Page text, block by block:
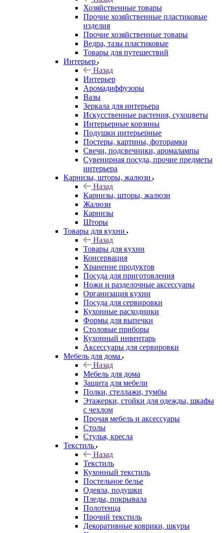
Хозяйственные товары
Прочие хозяйственные пластиковые
изделия
Прочие хозяйственные товары
Ведра, тазы пластиковые
Товары для путешествий
Интерьер
Назад
Интерьер
Аромадиффузоры
Вазы
Зеркала для интерьера
Искусственные растения, сухоцветы
Интерьерные корзины
Подушки интерьерные
Постеры, картины, фоторамки
Свечи, подсвечники, аромалампы
Сувенирная посуда, прочие предметы
интерьера
Карнизы, шторы, жалюзи
Назад
Карнизы, шторы, жалюзи
Жалюзи
Карнизы
Шторы
Товары для кухни
Назад
Товары для кухни
Консервация
Хранение продуктов
Посуда для приготовления
Ножи и разделочные аксессуары
Организация кухни
Посуда для сервировки
Кухонные расходники
Формы для выпечки
Столовые приборы
Кухонный инвентарь
Аксессуары для сервировки
Мебель для дома
Назад
Мебель для дома
Защита для мебели
Полки, стеллажи, тумбы
Этажерки, стойки для одежды, шкафы
с чехлом
Прочая мебель и аксессуары
Столы
Стулья, кресла
Текстиль
Назад
Текстиль
Кухонный текстиль
Постельное белье
Одеяла, подушки
Пледы, покрывала
Полотенца
Прочий текстиль
Декоративные коврики, шкуры